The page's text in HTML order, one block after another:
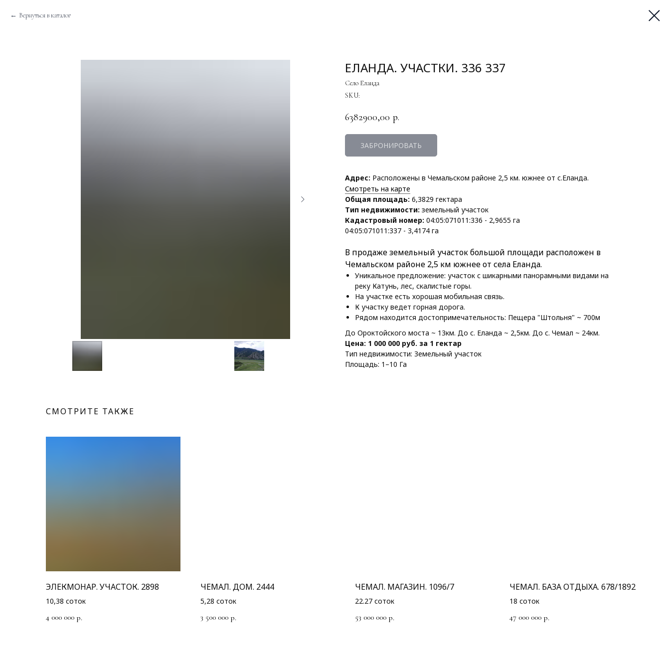
Вернуться в каталог
ЕЛАНДА. УЧАСТКИ. 336 337
Село Еланда
SKU:
6382900,00 р.
ЗАБРОНИРОВАТЬ
Адрес: Расположены в Чемальском районе 2,5 км. южнее от с.Еланда.
Смотреть на карте
Общая площадь: 6,3829 гектара
Тип недвижимости: земельный участок
Кадастровый номер: 04:05:071011:336 - 2,9655 га
04:05:071011:337 - 3,4174 га
В продаже земельный участок большой площади расположен в
Чемальском районе 2,5 км южнее от села Еланда.
Уникальное предложение: участок с шикарными панорамными видами на
реку Катунь, лес, скалистые горы.
На участке есть хорошая мобильная связь.
К участку ведет горная дорога.
Рядом находится достопримечательность: Пещера "Штольня" ~ 700м
До Ороктойского моста ~ 13км. До с. Еланда ~ 2,5км. До с. Чемал ~ 24км.
Цена: 1 000 000 руб. за 1 гектар
Тип недвижимости: Земельный участок
Площадь: 1–10 Га
СМОТРИТЕ ТАКЖЕ
ЭЛЕКМОНАР. УЧАСТОК. 2898
10,38 соток
4 000 000 р.
ЧЕМАЛ. ДОМ. 2444
5,28 соток
3 500 000 р.
ЧЕМАЛ. МАГАЗИН. 1096/7
22.27 соток
53 000 000 р.
ЧЕМАЛ. БАЗА ОТДЫХА. 678/1892
18 соток
47 000 000 р.